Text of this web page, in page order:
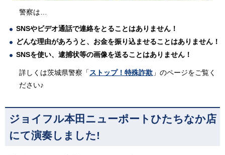
警察は…
SNSやビデオ通話で連絡をとることはありません！
どんな理由があろうと、お金を振り込ませることはありません！
SNSを使い、逮捕状等の画像を送ることはありません！
詳しくは茨城県警察「 ストップ！特殊詐欺 」のページをご覧く
ださい♪
ジョイフル本田ニューポートひたちなか店
にて演奏しました!